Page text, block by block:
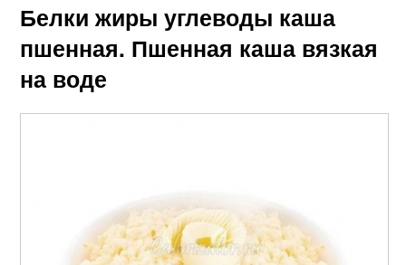
Белки жиры углеводы каша
пшенная. Пшенная каша вязкая
на воде